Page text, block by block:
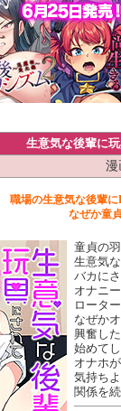
生意気な後輩に
漫
職場の生意気な後輩
なぜか童
童貞の
生意気
バカに
オナニ
ロータ
なぜか
興奮し
始めて
オナホ
気持ち
関係を